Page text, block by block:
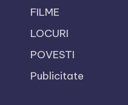
FILME
LOCURI
POVESTI
Publicitate